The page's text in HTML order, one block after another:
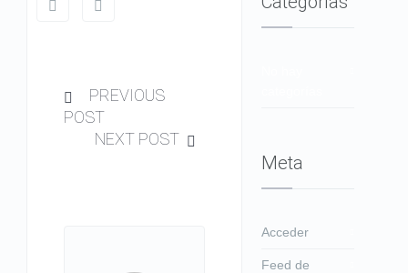
PREVIOUS
POST
NEXT POST
Meta
Acceder
Feed de